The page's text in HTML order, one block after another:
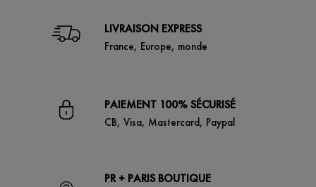
LIVRAISON EXPRESS
France, Europe, monde
PAIEMENT 100% SÉCURISÉ
CB, Visa, Mastercard, Paypal
PR + PARIS BOUTIQUE